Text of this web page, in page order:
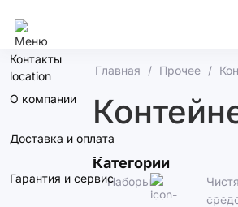
Контакты
О компании
Доставка и оплата
Гарантия и сервис
Главная Прочее
Категории
Наборы